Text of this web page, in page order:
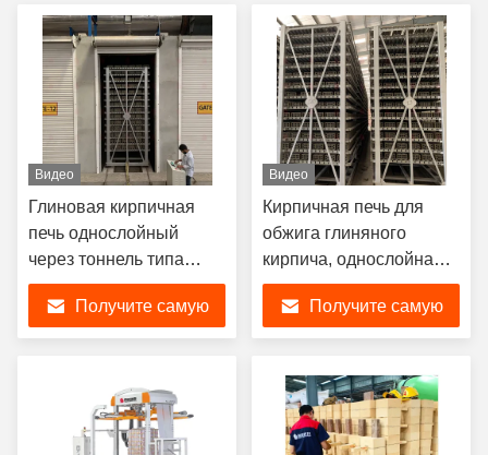
Видео
Глиновая кирпичная
печь однослойный
через тоннель типа
сушильщик Глиновая
кирпичная печь
Глиновая кирпичная
автоматическая
Получите самую
Видео
Кирпичная печь для
обжига глиняного
кирпича, однослойная
рециркуляционная
туннельная сушилка,
оборудование для
Получите самую